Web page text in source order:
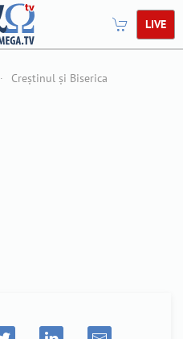
LIVE
Creștinul și Biserica